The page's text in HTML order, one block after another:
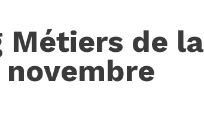
Métiers de la